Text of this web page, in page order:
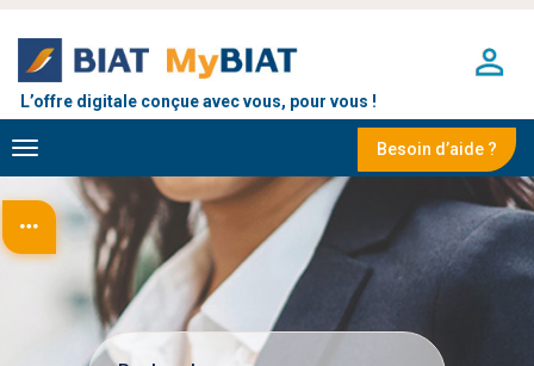
contenu
principal
L’offre digitale conçue avec vous, pour vous !
Besoin d’aide ?
Toggle